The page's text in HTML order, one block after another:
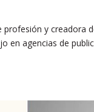
y creadora
en agencias de